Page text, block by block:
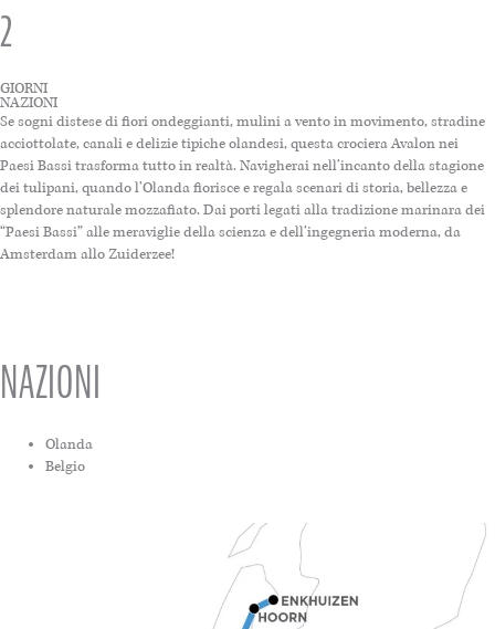
2
GIORNI
NAZIONI
Se sogni distese di fiori ondeggianti, mulini a vento in movimento, stradine
acciottolate, canali e delizie tipiche olandesi, questa crociera Avalon nei
Paesi Bassi trasforma tutto in realtà. Navigherai nell’incanto della stagione
dei tulipani, quando l’Olanda fiorisce e regala scenari di storia, bellezza e
splendore naturale mozzafiato. Dai porti legati alla tradizione marinara dei
“Paesi Bassi” alle meraviglie della scienza e dell’ingegneria moderna, da
Amsterdam allo Zuiderzee!
NAZIONI
Olanda
Belgio